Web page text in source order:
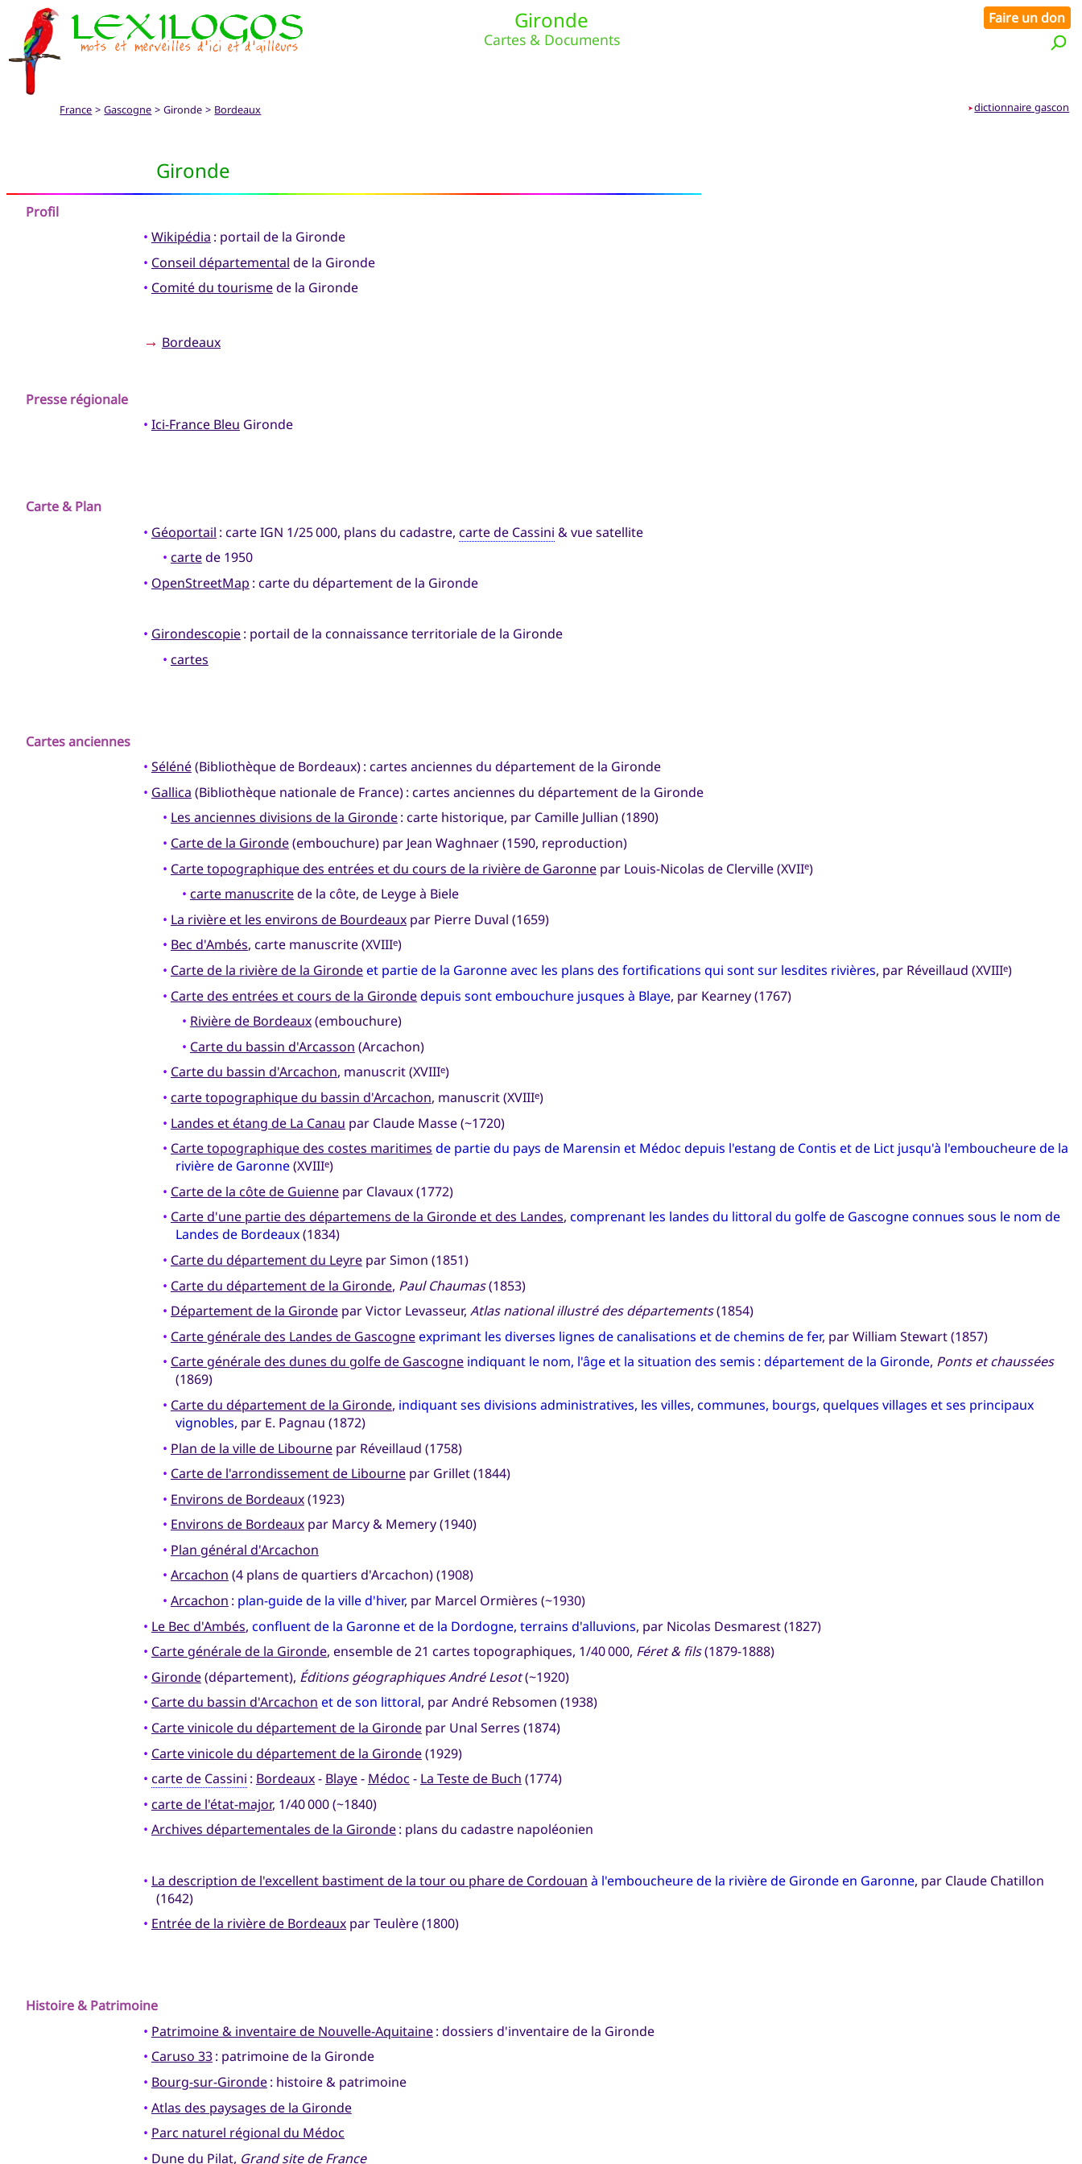
Gironde
Cartes & Documents
Faire un don
France >Gascogne > Gironde > Bordeaux ➤dictionnaire gascon
Gironde
Profil
• Wikipédia : portail de la Gironde
• Conseil départemental de la Gironde
• Comité du tourismede la Gironde
→ Bordeaux
Presse régionale
• Ici-France Bleu Gironde
Carte & Plan
• Géoportail : carte IGN 1/25 000, plans du cadastre, carte de Cassini & vue satellite
• cartede 1950
• OpenStreetMap : carte du département de la Gironde
• Girondescopie: portail de la connaissance territoriale de la Gironde
• cartes
Cartes anciennes
• Séléné(Bibliothèque de Bordeaux) : cartes anciennes du département de la Gironde
• Gallica (Bibliothèque nationale de France) : cartes anciennes du département de la Gironde
• Les anciennes divisions de la Gironde: carte historique, par Camille Jullian (1890)
• Carte de la Gironde(embouchure) par Jean Waghnaer (1590, reproduction)
• Carte topographique des entrées et du cours de la rivière de Garonnepar Louis-Nicolas de Clerville (XVIIe)
• carte manuscritede la côte, de Leyge à Biele
• La rivière et les environs de Bourdeauxpar Pierre Duval (1659)
• Bec d'Ambés, carte manuscrite (XVIIIe)
• Carte de la rivière de la Girondeet partie de la Garonne avec les plans des fortifications qui sont sur lesdites rivières, par Réveillaud (XVIIIe)
• Carte des entrées et cours de la Girondedepuis sont embouchure jusques à Blaye, par Kearney (1767)
• Rivière de Bordeaux(embouchure)
• Carte du bassin d'Arcasson (Arcachon)
• Carte du bassin d'Arcachon, manuscrit (XVIIIe)
• carte topographique du bassin d'Arcachon, manuscrit (XVIIIe)
• Landes et étang de La Canau par Claude Masse (~1720)
• Carte topographique des costes maritimes de partie du pays de Marensin et Médoc depuis l'estang de Contis et de Lict jusqu'à l'emboucheure de la
rivière de Garonne(XVIIIe)
• Carte de la côte de Guiennepar Clavaux (1772)
• Carte d'une partie des départemens de la Gironde et des Landes, comprenant les landes du littoral du golfe de Gascogne connues sous le nom de
Landes de Bordeaux(1834)
• Carte du département du Leyrepar Simon (1851)
• Carte du département de la Gironde, Paul Chaumas(1853)
• Département de la Girondepar Victor Levasseur, Atlas national illustré des départements(1854)
• Carte générale des Landes de Gascogneexprimant les diverses lignes de canalisations et de chemins de fer, par William Stewart (1857)
• Carte générale des dunes du golfe de Gascogne indiquant le nom, l'âge et la situation des semis : département de la Gironde, Ponts et chaussées
(1869)
• Carte du département de la Gironde, indiquant ses divisions administratives, les villes, communes, bourgs, quelques villages et ses principaux
vignobles, par E. Pagnau (1872)
• Plan de la ville de Libournepar Réveillaud (1758)
• Carte de l'arrondissement de Libournepar Grillet (1844)
• Environs de Bordeaux(1923)
• Environs de Bordeauxpar Marcy & Memery (1940)
• Plan général d'Arcachon
• Arcachon (4 plans de quartiers d'Arcachon) (1908)
• Arcachon : plan-guide de la ville d'hiver, par Marcel Ormières (~1930)
• Le Bec d'Ambés, confluent de la Garonne et de la Dordogne, terrains d'alluvions, par Nicolas Desmarest (1827)
• Carte générale de la Gironde, ensemble de 21 cartes topographiques, 1/40 000, Féret & fils(1879-1888)
• Gironde(département), Éditions géographiques André Lesot(~1920)
• Carte du bassin d'Arcachon et de son littoral, par André Rebsomen (1938)
• Carte vinicole du département de la Girondepar Unal Serres (1874)
• Carte vinicole du département de la Gironde(1929)
• carte de Cassini : Bordeaux- Blaye- Médoc - La Teste de Buch (1774)
• carte de l'état-major, 1/40 000 (~1840)
• Archives départementales de la Gironde: plans du cadastre napoléonien
• La description de l'excellent bastiment de la tour ou phare de Cordouan à l'emboucheure de la rivière de Gironde en Garonne, par Claude Chatillon
(1642)
• Entrée de la rivière de Bordeauxpar Teulère (1800)
Histoire & Patrimoine
• Patrimoine & inventaire de Nouvelle-Aquitaine: dossiers d'inventaire de la Gironde
• Caruso 33: patrimoine de la Gironde
• Bourg-sur-Gironde: histoire & patrimoine
• Atlas des paysages de la Gironde
• Parc naturel régional du Médoc
• Dune du Pilat, Grand site de France